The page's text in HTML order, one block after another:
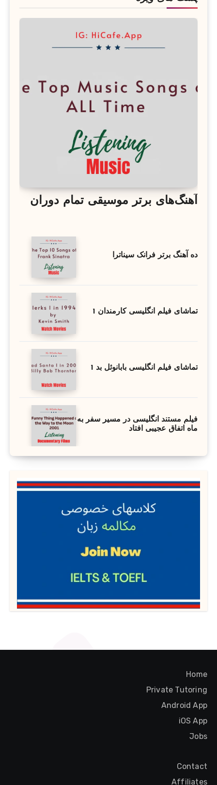
آهنگ‌های برتر موسیقی تمام دوران
ده آهنگ برتر فرانک سیناترا
تماشای فیلم انگلیسی کارمندان 1
تماشای فیلم انگلیسی بابانوئل بد 1
فیلم مستند انگلیسی در مسیر سفر به
ماه اتفاق عجیبی افتاد
Home
Private Tutoring
Android App
iOS App
Jobs
Contact
Affiliates